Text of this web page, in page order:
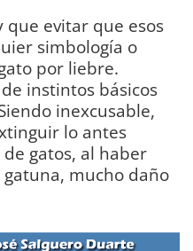
que evitar que esos
simbología o
por liebre.
instintos básicos
inexcusable,
lo antes
gatos, al haber
mucho daño